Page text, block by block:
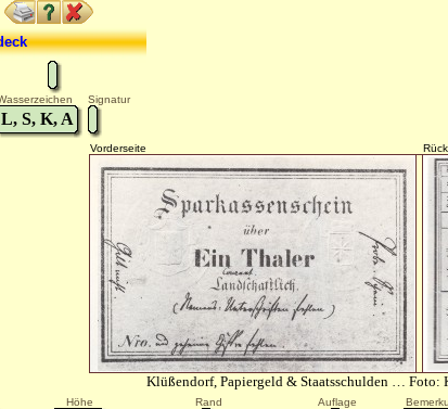
Signatur
L, S, K, A
Vorderseite
Klüßendorf, Papiergeld & Staatsschulden … Foto:
Höhe Rand Auflage